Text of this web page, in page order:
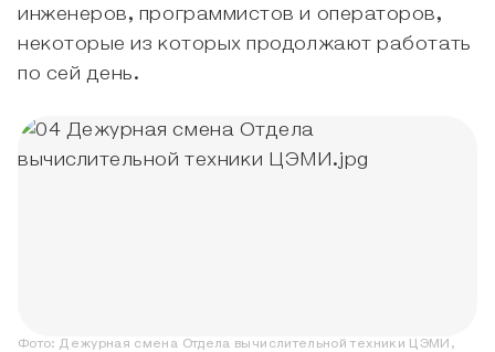
инженеров, программистов и операторов,
некоторые из которых продолжают работать
по сей день.
Фото: Дежурная смена Отдела вычислительной техники ЦЭМИ,